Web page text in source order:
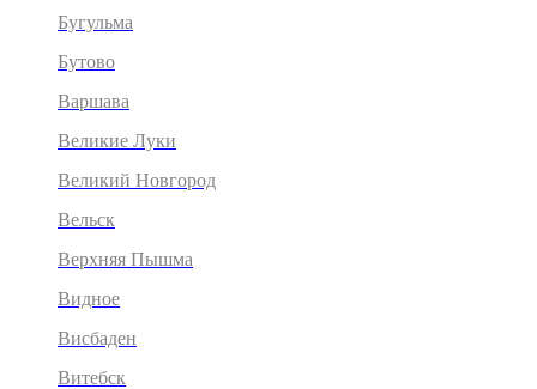
Бугульма
Бутово
Варшава
Великие Луки
Великий Новгород
Вельск
Верхняя Пышма
Видное
Висбаден
Витебск